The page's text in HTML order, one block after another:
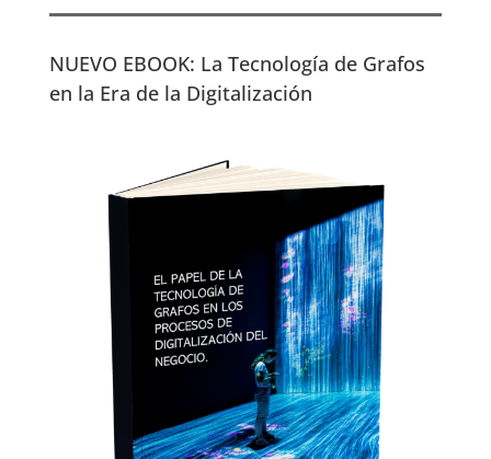
NUEVO EBOOK: La Tecnología de Grafos
en la Era de la Digitalización